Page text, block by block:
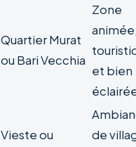
Quartier Murat
ou Bari Vecchia
Zone
et bien
Vieste ou
de